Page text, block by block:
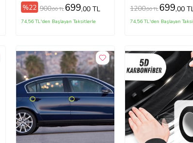
%22 900,00 TL 699,00 TL
74,56 TL'den Başlayan Taksitlerle
1200,00 TL 699,00
74,56 TL'den Başlayan